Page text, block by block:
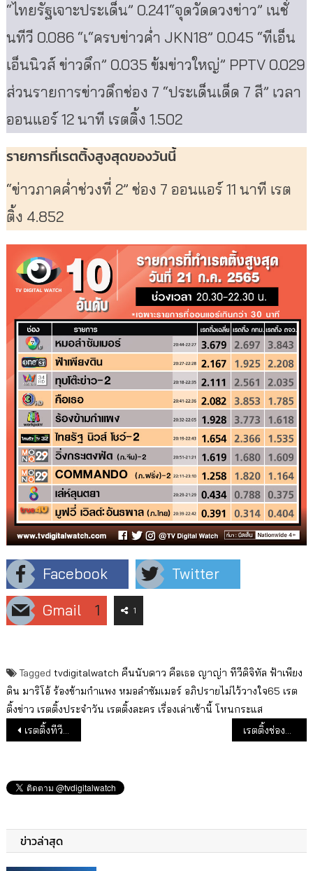
“ไทยรัฐเจาะประเด็น” 0.241“จุดวัดดวงข่าว” เนชั่
นทีวี 0.086 “เ“ครบข่าวค่ำ JKN18” 0.045 “ทีเอ็น
เอ็นนิวส์ ข่าวดึก” 0.035 ข้มข่าวใหญ่” PPTV 0.029
ส่วนรายการข่าวดึกช่อง 7 “ประเด็นเด็ด 7 สี” เวลา
ออนแอร์ 12 นาที เรตติ้ง 1.502
รายการที่เรตติ้งสูงสุดของวันนี้
“ข่าวภาคค่ำช่วงที่ 2” ช่อง 7 ออนแอร์ 11 นาที เรต
ติ้ง 4.852
Facebook
Twitter
Gmail
1 1
Tagged tvdigitalwatch คืนนับดาว คือเธอ ญาญ่า ทีวีดิจิทัล ฟ้าเพียง
ดิน มาริโอ้ ร้องข้ามกำแพง หมอลำซัมเมอร์ อภิปรายไม่ไว้วางใจ65 เรต
ติ้งข่าว เรตติ้งประจำวัน เรตติ้งละคร เรื่องเล่าเช้านี้ โหนกระแส
แนะแนวเรื่อง
เรตติ้งทีวีดิจิทัลลด วันพายุเข้า (20 ก.ค.65) เรตติ้งช่องทีวีดิจิทัล 6 เดือนแรกปี 65
ข่าวล่าสุด